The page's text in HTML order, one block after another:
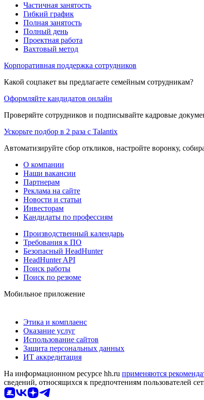
Частичная занятость
Гибкий график
Полная занятость
Полный день
Проектная работа
Вахтовый метод
Корпоративная поддержка сотрудников
Какой соцпакет вы предлагаете семейным сотрудникам?
Оформляйте кандидатов онлайн
Проверяйте сотрудников и подписывайте кадровые
Ускорьте подбор в 2 раза с Talantix
Автоматизируйте сбор откликов, настройте воронку,
О компании
Наши вакансии
Партнерам
Реклама на сайте
Новости и статьи
Инвесторам
Кандидаты по профессиям
Производственный календарь
Требования к ПО
Безопасный HeadHunter
HeadHunter API
Поиск работы
Поиск по резюме
Мобильное приложение
Этика и комплаенс
Оказание услуг
Использование сайтов
Защита персональных данных
ИТ аккредитация
На информационном ресурсе hh.ru применяются
сведений, относящихся к предпочтениям пользователей